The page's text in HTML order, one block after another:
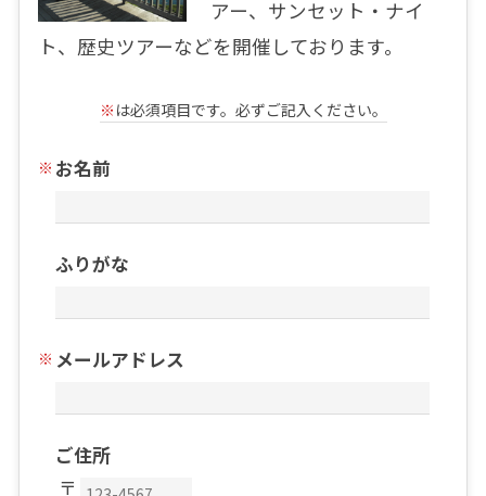
アー、サンセット・ナイ
ト、歴史ツアーなどを開催しております。
※ は必須項目です。必ずご記入ください。
お名前
ふりがな
メールアドレス
ご住所